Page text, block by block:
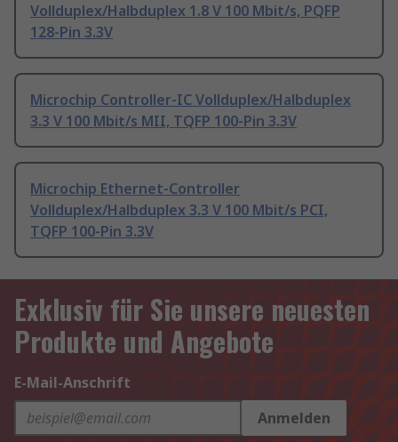
Vollduplex/Halbduplex 1.8 V 100 Mbit/s, PQFP
128-Pin 3.3V
Microchip Controller-IC Vollduplex/Halbduplex
3.3 V 100 Mbit/s MII, TQFP 100-Pin 3.3V
Microchip Ethernet-Controller
Vollduplex/Halbduplex 3.3 V 100 Mbit/s PCI,
TQFP 100-Pin 3.3V
Exklusiv für Sie unsere neuesten
Produkte und Angebote
E-Mail-Anschrift
Anmelden